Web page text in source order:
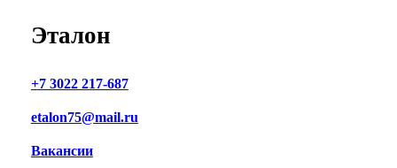
Эталон
+7 3022 217-687
etalon75@mail.ru
Вакансии